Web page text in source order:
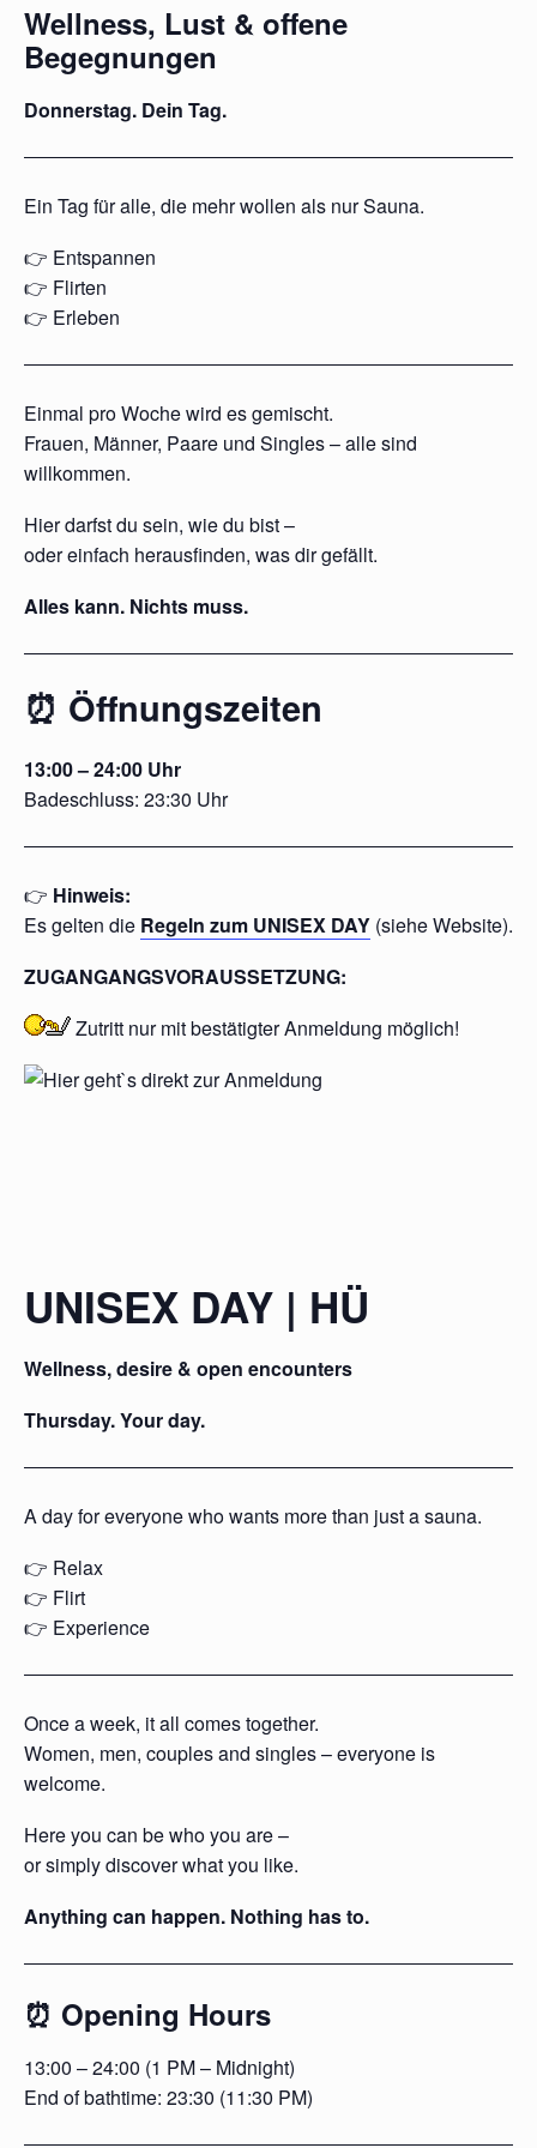
Wellness, Lust & offene
Begegnungen
Donnerstag. Dein Tag.
Ein Tag für alle, die mehr wollen als nur Sauna.
👉 Entspannen
👉 Flirten
👉 Erleben
Einmal pro Woche wird es gemischt.
Frauen, Männer, Paare und Singles – alle sind
willkommen.
Hier darfst du sein, wie du bist –
oder einfach herausfinden, was dir gefällt.
Alles kann. Nichts muss.
⏰ Öffnungszeiten
13:00 – 24:00 Uhr
Badeschluss: 23:30 Uhr
👉 Hinweis:
Es gelten die Regeln zum UNISEX DAY (siehe Website).
ZUGANGANGSVORAUSSETZUNG:
Zutritt nur mitbestätigterAnmeldung möglich!
UNISEX DAY | HÜ
Wellness, desire & open encounters
Thursday. Your day.
A day for everyone who wants more than just a sauna.
👉 Relax
👉 Flirt
👉 Experience
Once a week, it all comes together.
Women, men, couples and singles – everyone is
welcome.
Here you can be who you are –
or simply discover what you like.
Anything can happen. Nothing has to.
⏰ Opening Hours
13:00 – 24:00 (1 PM – Midnight)
End of bathtime: 23:30 (11:30 PM)